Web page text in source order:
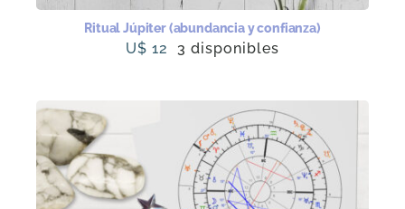
Ritual Júpiter (abundancia y confianza)
U$ 12 3 disponibles